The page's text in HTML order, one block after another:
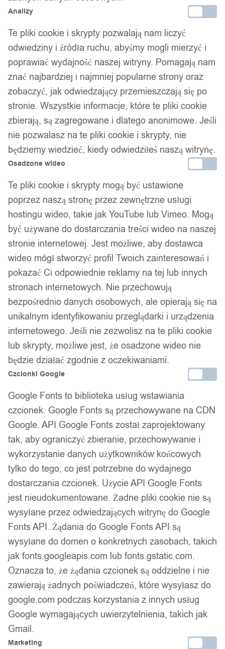
Analizy
Te pliki cookie i skrypty pozwalają nam liczyć
odwiedziny i źródła ruchu, abyśmy mogli mierzyć i
poprawiać wydajność naszej witryny. Pomagają nam
znać najbardziej i najmniej popularne strony oraz
zobaczyć, jak odwiedzający przemieszczają się po
stronie. Wszystkie informacje, które te pliki cookie
zbierają, są zagregowane i dlatego anonimowe. Jeśli
nie pozwalasz na te pliki cookie i skrypty, nie
będziemy wiedzieć, kiedy odwiedziłeś naszą witrynę.
Osadzone wideo
Te pliki cookie i skrypty mogą być ustawione
poprzez naszą stronę przez zewnętrzne usługi
hostingu wideo, takie jak YouTube lub Vimeo. Mogą
być używane do dostarczania treści wideo na naszej
stronie internetowej. Jest możliwe, aby dostawca
wideo mógł stworzyć profil Twoich zainteresowań i
pokazać Ci odpowiednie reklamy na tej lub innych
stronach internetowych. Nie przechowują
bezpośrednio danych osobowych, ale opierają się na
unikalnym identyfikowaniu przeglądarki i urządzenia
internetowego. Jeśli nie zezwolisz na te pliki cookie
lub skrypty, możliwe jest, że osadzone wideo nie
będzie działać zgodnie z oczekiwaniami.
Czcionki Google
Google Fonts to biblioteka usług wstawiania
czcionek. Google Fonts są przechowywane na CDN
Google. API Google Fonts został zaprojektowany
tak, aby ograniczyć zbieranie, przechowywanie i
wykorzystanie danych użytkowników końcowych
tylko do tego, co jest potrzebne do wydajnego
dostarczania czcionek. Użycie API Google Fonts
jest nieudokumentowane. Żadne pliki cookie nie są
wysyłane przez odwiedzających witrynę do Google
Fonts API. Żądania do Google Fonts API są
wysyłane do domen o konkretnych zasobach, takich
jak fonts.googleapis.com lub fonts.gstatic.com.
Oznacza to, że żądania czcionek są oddzielne i nie
zawierają żadnych poświadczeń, które wysyłasz do
google.com podczas korzystania z innych usług
Google wymagających uwierzytelnienia, takich jak
Gmail.
Marketing